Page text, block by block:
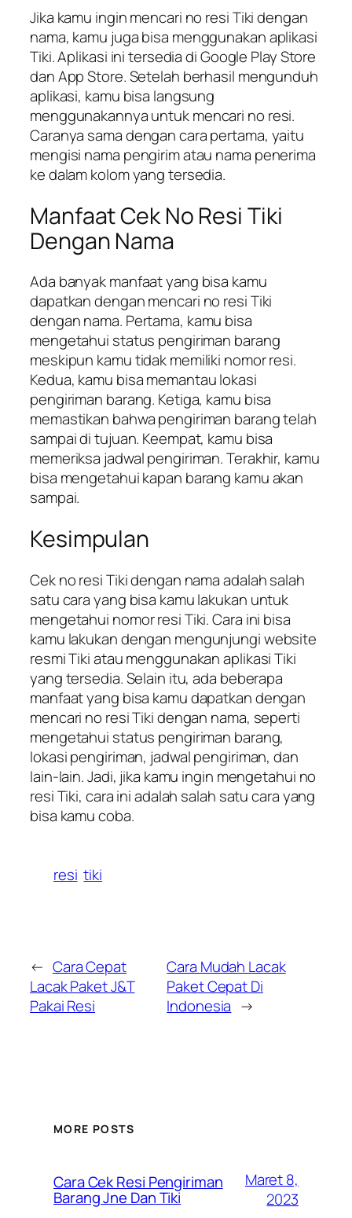
Jika kamu ingin mencari no resi Tiki dengan
nama, kamu juga bisa menggunakan aplikasi
Tiki. Aplikasi ini tersedia di Google Play Store
dan App Store. Setelah berhasil mengunduh
aplikasi, kamu bisa langsung
menggunakannya untuk mencari no resi.
Caranya sama dengan cara pertama, yaitu
mengisi nama pengirim atau nama penerima
ke dalam kolom yang tersedia.
Manfaat Cek No Resi Tiki
Dengan Nama
Ada banyak manfaat yang bisa kamu
dapatkan dengan mencari no resi Tiki
dengan nama. Pertama, kamu bisa
mengetahui status pengiriman barang
meskipun kamu tidak memiliki nomor resi.
Kedua, kamu bisa memantau lokasi
pengiriman barang. Ketiga, kamu bisa
memastikan bahwa pengiriman barang telah
sampai di tujuan. Keempat, kamu bisa
memeriksa jadwal pengiriman. Terakhir, kamu
bisa mengetahui kapan barang kamu akan
sampai.
Kesimpulan
Cek no resi Tiki dengan nama adalah salah
satu cara yang bisa kamu lakukan untuk
mengetahui nomor resi Tiki. Cara ini bisa
kamu lakukan dengan mengunjungi website
resmi Tiki atau menggunakan aplikasi Tiki
yang tersedia. Selain itu, ada beberapa
manfaat yang bisa kamu dapatkan dengan
mencari no resi Tiki dengan nama, seperti
mengetahui status pengiriman barang,
lokasi pengiriman, jadwal pengiriman, dan
lain-lain. Jadi, jika kamu ingin mengetahui no
resi Tiki, cara ini adalah salah satu cara yang
bisa kamu coba.
resi tiki
← Cara Cepat
Lacak Paket J&T
Pakai Resi
Cara Mudah Lacak
Paket Cepat Di
Indonesia →
MORE POSTS
Cara Cek Resi Pengiriman
Barang Jne Dan Tiki
Maret 8,
2023